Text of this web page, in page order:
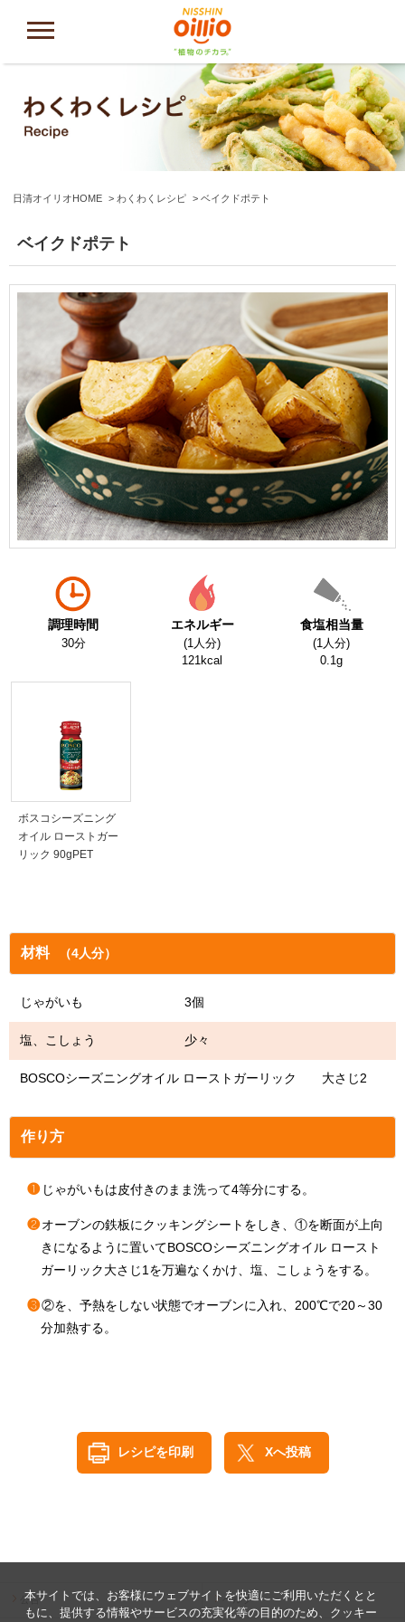
日清オイリオHOME わくわくレシピ ベイクドポテト
ベイクドポテト
調理時間
30分
エネルギー
(1人分)
121kcal
食塩相当量
(1人分)
0.1g
ボスコシーズニング
オイル ローストガー
リック 90gPET
材料 （4人分）
じゃがいも 3個
塩、こしょう 少々
BOSCOシーズニングオイル ローストガーリック 大さじ2
作り方
❶ じゃがいもは皮付きのまま洗って4等分にする。
❷ オーブンの鉄板にクッキングシートをしき、①を断面が上向
きになるように置いてBOSCOシーズニングオイル ロースト
ガーリック大さじ1を万遍なくかけ、塩、こしょうをする。
❸②を、予熱をしない状態でオーブンに入れ、200℃で20～30
分加熱する。
レシピを印刷 Xへ投稿
公告 ヘルプ
本サイトでは、お客様にウェブサイトを快適にご利用いただくとと
もに、提供する情報やサービスの充実化等の目的のため、クッキー